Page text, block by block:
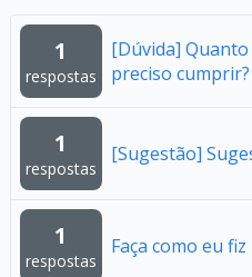
1
respostas
[Dúvida]
preciso cumprir?
1
respostas
[Sugestão]
1
respostas
Faça como eu fiz